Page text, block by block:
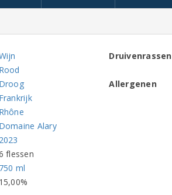
Rood
Droog
Frankrijk
Rhône
Domaine Alary
2023
flessen
750 ml
15,00%
Druivenrassen
Allergenen